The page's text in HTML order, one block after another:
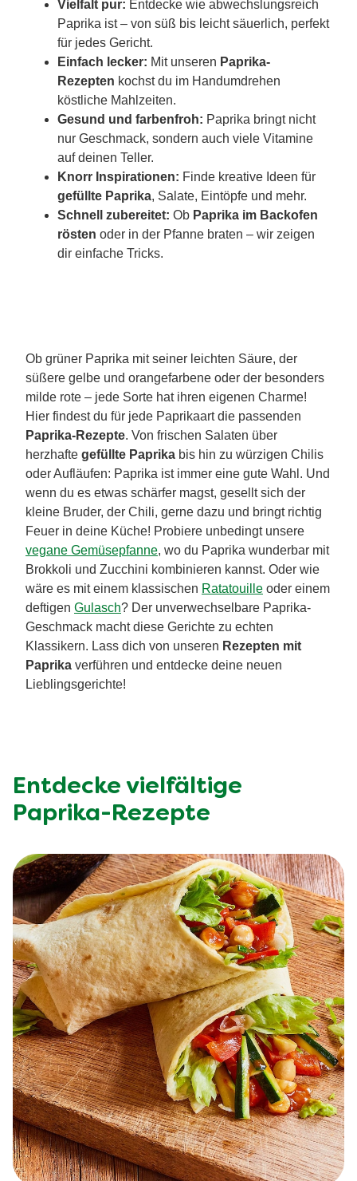
Vielfalt pur: Entdecke wie abwechslungsreich
Paprika ist – von süß bis leicht säuerlich, perfekt
für jedes Gericht.
Einfach lecker: Mit unseren Paprika-
Rezepten kochst du im Handumdrehen
köstliche Mahlzeiten.
Gesund und farbenfroh: Paprika bringt nicht
nur Geschmack, sondern auch viele Vitamine
auf deinen Teller.
Knorr Inspirationen: Finde kreative Ideen für
gefüllte Paprika, Salate, Eintöpfe und mehr.
Schnell zubereitet: Ob Paprika im Backofen
rösten oder in der Pfanne braten – wir zeigen
dir einfache Tricks.
Ob grüner Paprika mit seiner leichten Säure, der
süßere gelbe und orangefarbene oder der besonders
milde rote – jede Sorte hat ihren eigenen Charme!
Hier findest du für jede Paprikaart die passenden
Paprika-Rezepte. Von frischen Salaten über
herzhafte gefüllte Paprika bis hin zu würzigen Chilis
oder Aufläufen: Paprika ist immer eine gute Wahl. Und
wenn du es etwas schärfer magst, gesellt sich der
kleine Bruder, der Chili, gerne dazu und bringt richtig
Feuer in deine Küche! Probiere unbedingt unsere
vegane Gemüsepfanne, wo du Paprika wunderbar mit
Brokkoli und Zucchini kombinieren kannst. Oder wie
wäre es mit einem klassischen Ratatouille oder einem
deftigen Gulasch? Der unverwechselbare Paprika-
Geschmack macht diese Gerichte zu echten
Klassikern. Lass dich von unseren Rezepten mit
Paprika verführen und entdecke deine neuen
Lieblingsgerichte!
Entdecke vielfältige
Paprika-Rezepte